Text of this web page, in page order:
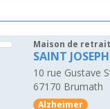
Maison de
SAINT JOSEPH
10 rue Gustave
67170 Brumath
Alzheimer